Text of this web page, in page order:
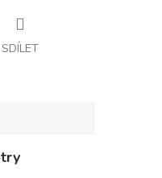
SDÍLET